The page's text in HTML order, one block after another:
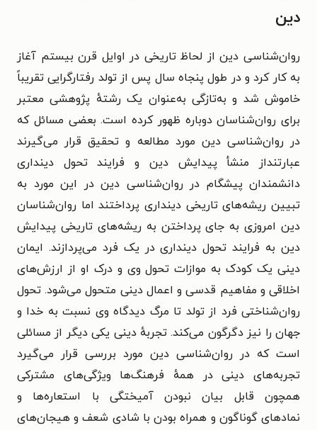
دین
روان‌شناسی دین از لحاظ تاریخی در اوایل قرن بیستم آغاز
به کار کرد و در طول پنجاه سال پس از تولد رفتارگرایی تقریباً
خاموش شد و به‌تازگی به‌عنوان یک رشتهٔ پژوهشی معتبر
برای روان‌شناسان دوباره ظهور کرده است. بعضی مسائل که
در روان‌شناسی دین مورد مطالعه و تحقیق قرار می‌گیرند
عبارتنداز منشأ پیدایش دین و فرایند تحول دینداری
دانشمندان پیشگام در روان‌شناسی دین در این مورد به
تبیین ریشه‌های تاریخی دینداری پرداختند اما روان‌شناسان
دین امروزی به جای پرداختن به ریشه‌های تاریخی پیدایش
دین به فرایند تحول دینداری در یک فرد می‌پردازند. ایمان
دینی یک کودک به موازات تحول وی و درک او از ارزش‌های
اخلاقی و مفاهیم قدسی و اعمال دینی متحول می‌شود. تحول
روان‌شناختی فرد از تولد تا مرگ دیدگاه وی نسبت به خدا و
جهان را نیز دگرگون می‌کند. تجربهٔ دینی یکی دیگر از مسائلی
است که در روان‌شناسی دین مورد بررسی قرار می‌گیرد
تجربه‌های دینی در همهٔ فرهنگ‌ها ویژگی‌های مشترکی
همچون قابل بیان نبودن آمیختگی با استعاره‌ها و
نمادهایگوناگون و همراه بودن با شادی شعف و هیجان‌های